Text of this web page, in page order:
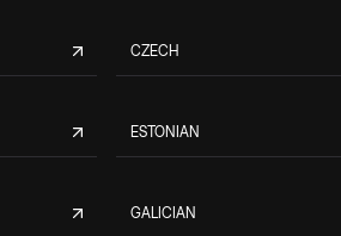
CZECH
ESTONIAN
GALICIAN